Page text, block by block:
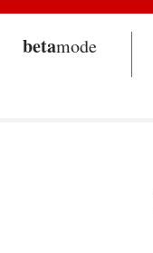
betamode